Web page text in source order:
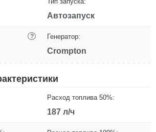
Автозапуск
? Генератор:
Crompton
Расход топлива 50%:
187 л/ч